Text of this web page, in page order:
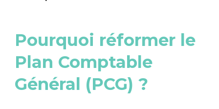
Pourquoi réformer le
Plan Comptable
Général (PCG) ?